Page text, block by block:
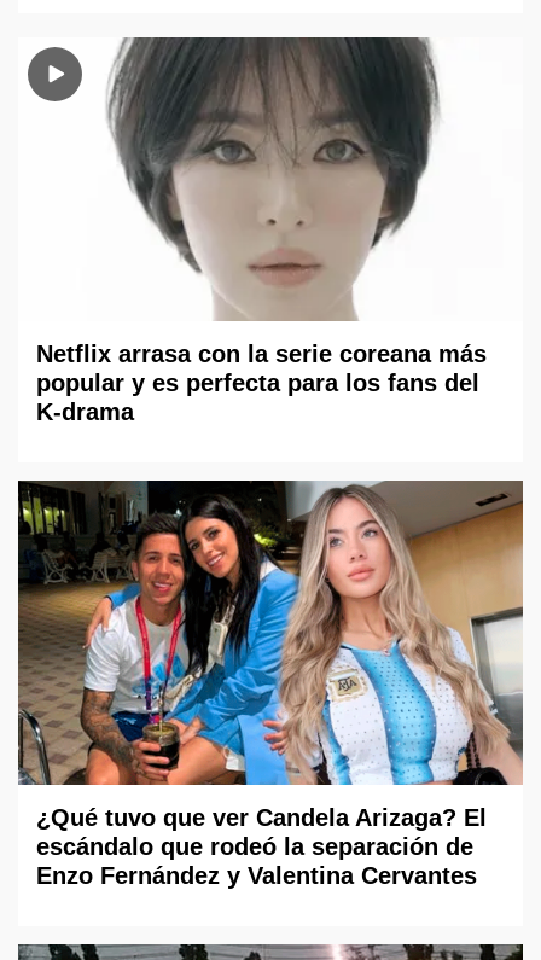
Netflix arrasa con la serie coreana más
popular y es perfecta para los fans del
K-drama
¿Qué tuvo que ver Candela Arizaga? El
escándalo que rodeó la separación de
Enzo Fernández y Valentina Cervantes